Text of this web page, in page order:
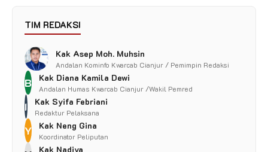
TIM REDAKSI
Kak Asep Moh. Muhsin
Andalan Kominfo Kwarcab Cianjur / Pemimpin Redaksi
B Kak Diana Kamila Dewi
Andalan Humas Kwarcab Cianjur /Wakil Pemred
I Kak Syifa Febriani
Redaktur Pelaksana
Y Kak Neng Gina
Koordinator Peliputan
Kak Nadiya